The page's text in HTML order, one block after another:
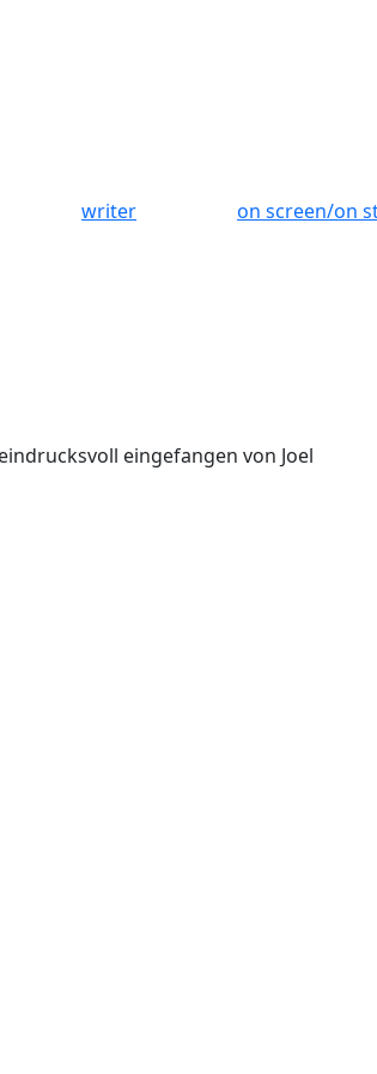
writer on screen/on
eingefangen von Joel